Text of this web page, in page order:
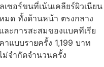
เซอร์ขนที่เน้นเคลียร์ผิวเนียน
มด ทั้งด้านหน้า ตรงกลาง
ะการสะสมของแบคทีเรีย
าแบบรายครั้ง 1,199 บาท
จำกัดจำนวนครั้ง